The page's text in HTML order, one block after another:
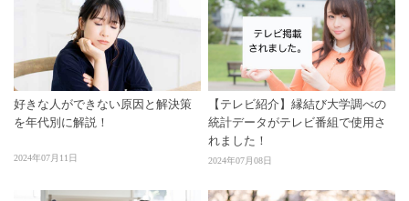
好きな人ができない原因と解決策
を年代別に解説！
2024年07月11日
【テレビ紹介】縁結び大学調べの
統計データがテレビ番組で使用さ
れました！
2024年07月08日